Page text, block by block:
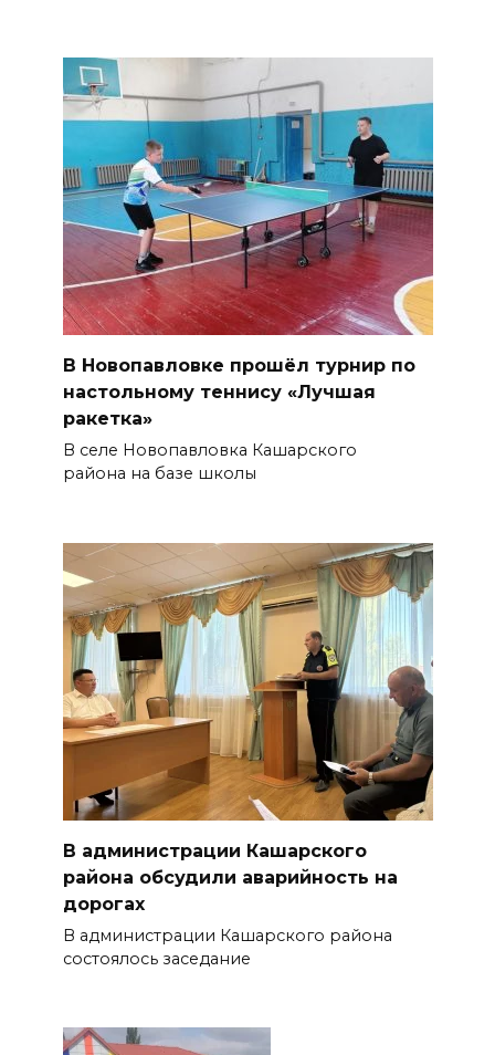
В Новопавловке прошёл турнир по
настольному теннису «Лучшая
ракетка»
В селе Новопавловка Кашарского
района на базе школы
В администрации Кашарского
района обсудили аварийность на
дорогах
В администрации Кашарского района
состоялось заседание